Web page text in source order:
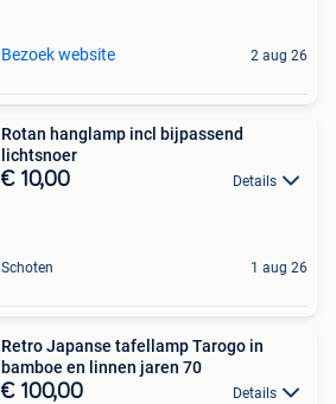
Bezoek website 2 aug 26
Rotan hanglamp incl bijpassend
lichtsnoer
€ 10,00 Details
Schoten 1 aug 26
Retro Japanse tafellamp Tarogo in
bamboe en linnen jaren 70
€ 100,00 Details